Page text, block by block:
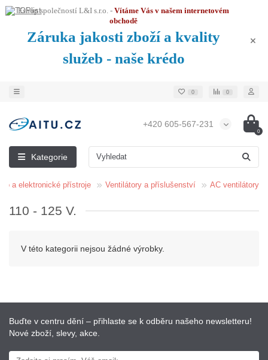
Eshop společností L&I s.r.o. - Vítáme Vás v našem internetovém
obchodě
Záruka jakosti zboží a kvality
služeb - naše krédo
0 0
+420 605-567-231
0
Kategorie
a elektronické přístroje Ventilátory a příslušenství AC ventilátory
110 - 125 V.
V této kategorii nejsou žádné výrobky.
Buďte v centru dění – přihlaste se k odběru našeho newsletteru!
Nové zboží, slevy, akce.